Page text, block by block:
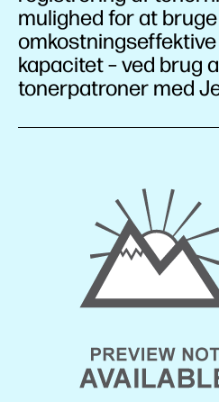
mulighed for at bruge
kapacitet – ved brug
tonerpatroner med